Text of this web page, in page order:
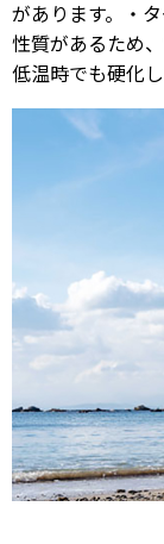
があります。・
性質があるため
低温時でも硬化